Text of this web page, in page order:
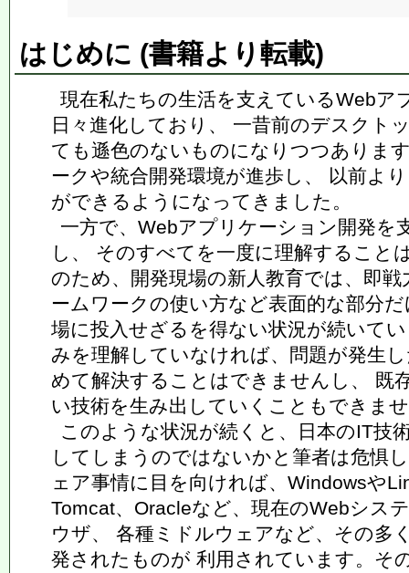
はじめに (書籍より転載)
現在私たちの生活を支えているWebア
日々進化しており、 一昔前のデスクト
ても遜色のないものになりつつありま
ークや統合開発環境が進歩し、 以前よ
ができるようになってきました。
一方で、Webアプリケーション開発を
し、 そのすべてを一度に理解すること
のため、開発現場の新人教育では、即
ームワークの使い方など表面的な部分
場に投入せざるを得ない状況が続いて
みを理解していなければ、問題が発生
めて解決することはできませんし、 既
い技術を生み出していくこともできま
このような状況が続くと、日本のIT技
してしまうのではないかと筆者は危惧
ェア事情に目を向ければ、Windowsや
Tomcat、Oracleなど、現在のWebシス
ウザ、 各種ミドルウェアなど、その多
発されたものが 利用されています。そ